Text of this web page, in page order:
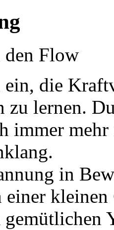
den Flow
die
zu lernen.
immer
in
kleinen